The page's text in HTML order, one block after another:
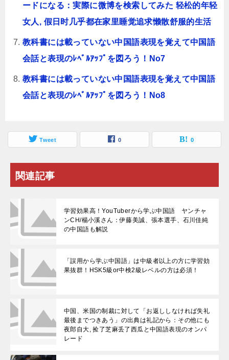
ードになる：実際に微博を検索してみた 轻松的年轻
女人, 假日时几乎都在家里睡觉追求懒散舒服的生活
教科書には載っていない中国語表現を覚えて中国語
会話と表現のﾚﾍﾞﾙｱｯﾌﾟを図ろう！No7
教科書には載っていない中国語表現を覚えて中国語
会話と表現のﾚﾍﾞﾙｱｯﾌﾟを図ろう！No8
Tweet 0 0
関連記事
学習効果高！YouTuberから学ぶ中国語 ヤンチャ
ンCH/楊小溪さん：伊藤美誠、張本選手、石川佳純
の中国語も解説
「誤用から学ぶ中国語」は中級者以上の方に学習効
果抜群！HSK5級or中検2級レベルの方は必須！
中国、米国の制裁に対して「お返ししなければ失礼
最後までつきあう」の出典は礼記から：その他にも
夜郎自大, 捡了芝麻丢了西瓜と中国語表現のオンパ
レード